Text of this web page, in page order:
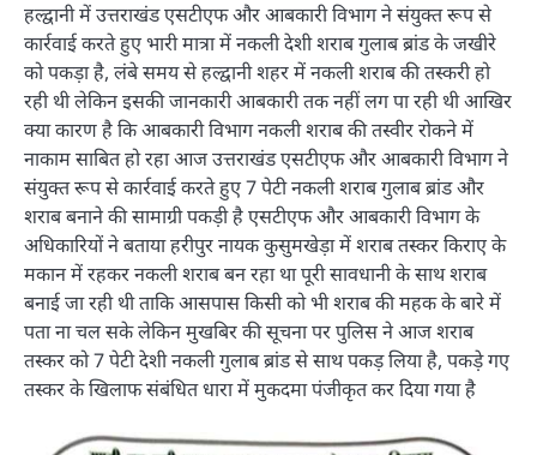
हल्द्वानी में उत्तराखंड एसटीएफ और आबकारी विभाग ने संयुक्त रूप से
कार्रवाई करते हुए भारी मात्रा में नकली देशी शराब गुलाब ब्रांड के जखीरे
को पकड़ा है, लंबे समय से हल्द्वानी शहर में नकली शराब की तस्करी हो
रही थी लेकिन इसकी जानकारी आबकारी तक नहीं लग पा रही थी आखिर
क्या कारण है कि आबकारी विभाग नकली शराब की तस्वीर रोकने में
नाकाम साबित हो रहा आज उत्तराखंड एसटीएफ और आबकारी विभाग ने
संयुक्त रूप से कार्रवाई करते हुए 7 पेटी नकली शराब गुलाब ब्रांड और
शराब बनाने की सामाग्री पकड़ी है एसटीएफ और आबकारी विभाग के
अधिकारियों ने बताया हरीपुर नायक कुसुमखेड़ा में शराब तस्कर किराए के
मकान में रहकर नकली शराब बन रहा था पूरी सावधानी के साथ शराब
बनाई जा रही थी ताकि आसपास किसी को भी शराब की महक के बारे में
पता ना चल सके लेकिन मुखबिर की सूचना पर पुलिस ने आज शराब
तस्कर को 7 पेटी देशी नकली गुलाब ब्रांड से साथ पकड़ लिया है, पकड़े गए
तस्कर के खिलाफ संबंधित धारा में मुकदमा पंजीकृत कर दिया गया है